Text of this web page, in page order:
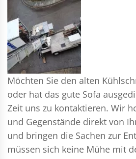
Möchten Sie den alten
oder hat das gute Sofa
Zeit uns zu kontaktieren. Wir
und Gegenstände direkt von
und bringen die Sachen zur
müssen sich keine Mühe mit